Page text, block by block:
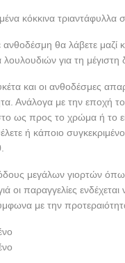
κόκκινα τριαντάφυλλα
θα λάβετε μαζί
λουλουδιών για τη μέγιστη
και οι ανθοδέσμες
Ανάλογα με την εποχή
ως προς το χρώμα ή το
ή κάποιο
μεγάλων γιορτών
οι παραγγελίες
με την